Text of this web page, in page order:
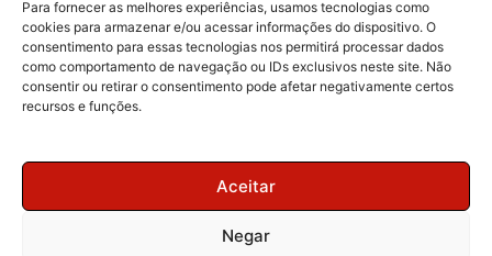
Para fornecer as melhores experiências, usamos tecnologias como
cookies para armazenar e/ou acessar informações do dispositivo. O
consentimento para essas tecnologias nos permitirá processar dados
como comportamento de navegação ou IDs exclusivos neste site. Não
consentir ou retirar o consentimento pode afetar negativamente certos
recursos e funções.
Aceitar
Negar